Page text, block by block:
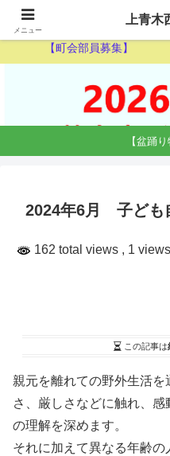
【ゴミ収集カレンダー】
【町会部員募集】
【盆踊
2024年6月 子ども
162 total views , 1
この記事は
親元を離れての野外生活
さ、厳しさなどに触れ、
の理解を深めます。
それに加えて異なる年齢の
メニュー
上青